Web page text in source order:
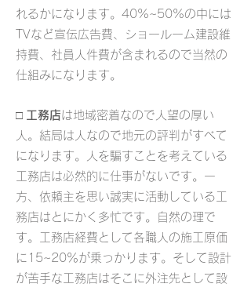
れるかになります。40%~50%の中には
TVなど宣伝広告費、ショールーム建設維
持費、社員人件費が含まれるので当然の
仕組みになります。
□ 工務店は地域密着なので人望の厚い
人。結局は人なので地元の評判がすべて
になります。人を騙すことを考えている
工務店は必然的に仕事がないです。一
方、依頼主を思い誠実に活動している工
務店はとにかく多忙です。自然の理で
す。工務店経費として各職人の施工原価
に15~20％が乗っかります。そして設計
が苦手な工務店はそこに外注先として設